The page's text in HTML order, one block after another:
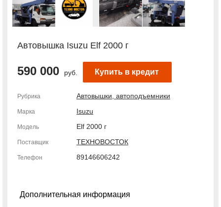
Автовышка Isuzu Elf 2000 г
590 000 руб. Купить в кредит
Рубрика Автовышки, автоподъемники
Марка Isuzu
Модель Elf 2000 г
Поставщик ТЕХНОВОСТОК
Телефон 89146606242
Дополнительная информация